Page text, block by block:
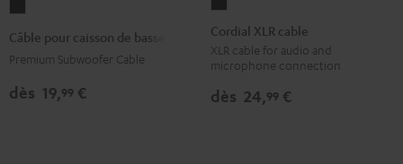
pour
caisson
basses
Câble pour caisson de basses
Premium Subwoofer Cable
dès 19,99 €
XLR
cable
Noir
Cordial XLR cable
XLR cable for audio and
microphone connection
dès 24,99 €